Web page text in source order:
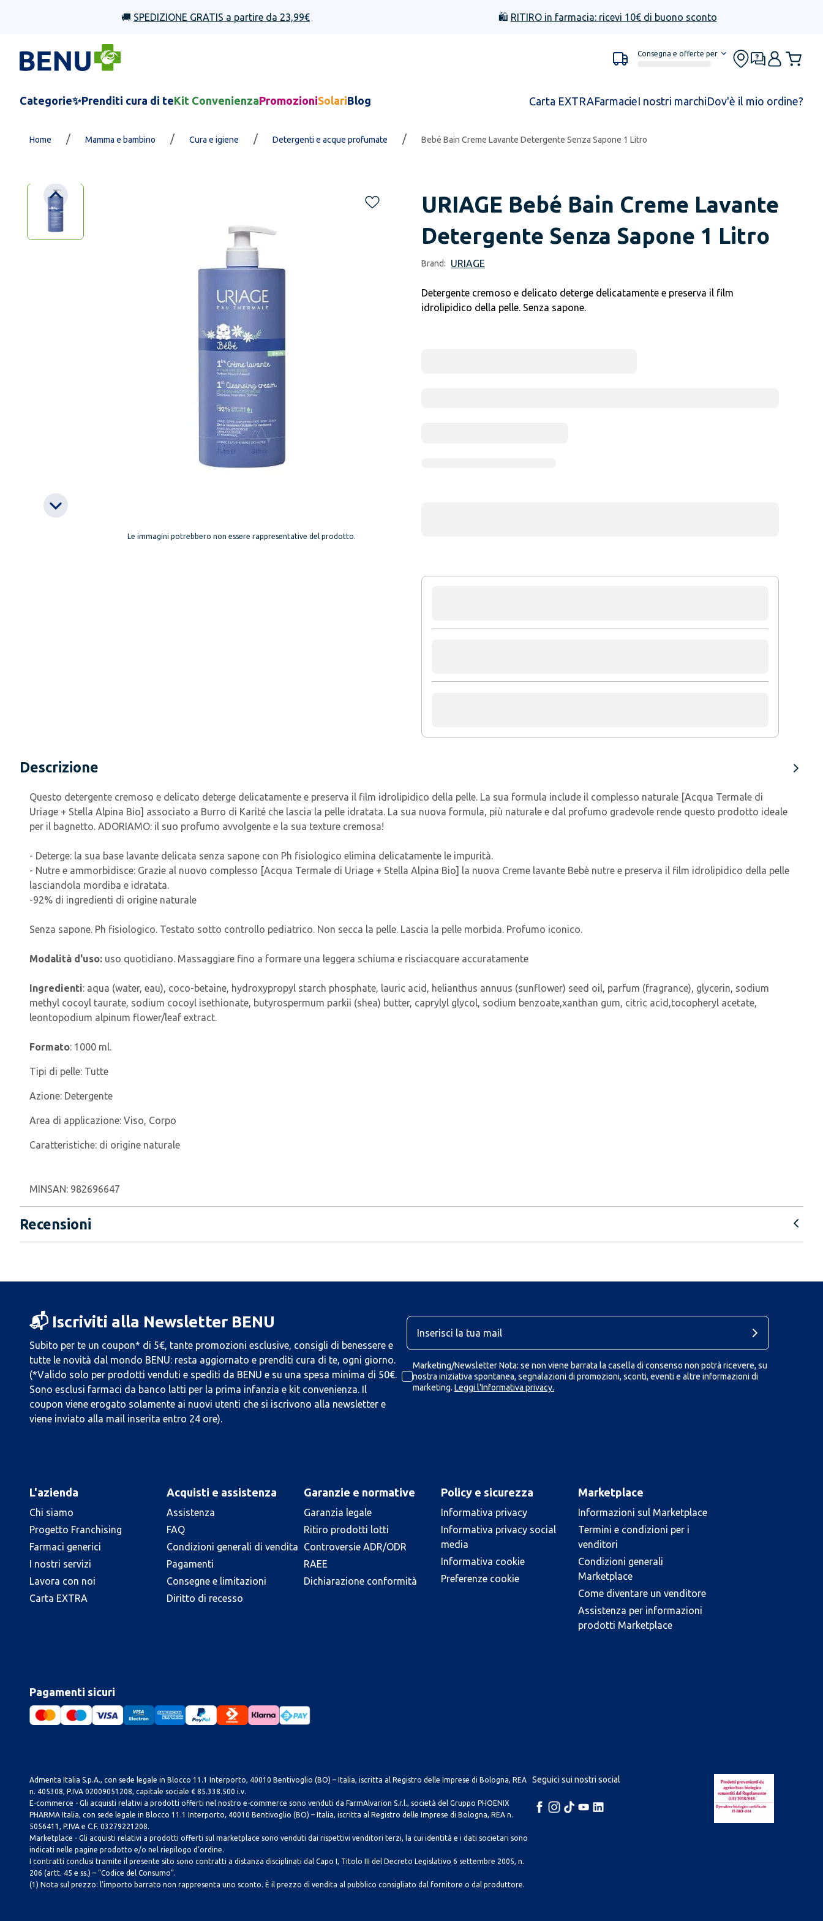
🚚 SPEDIZIONE GRATIS a partire da 23,99€ 🛍️ RITIRO in farmacia: ricevi 10€ di buono sconto
Consegna e offerte per
Categorie✨Prenditi cura di teKit ConvenienzaPromozioniSolariBlog Carta EXTRAFarmacieI nostri marchiDov'è il mio ordine?
Home / Mamma e bambino / Cura e igiene / Detergenti e acque profumate / Bebé Bain Creme Lavante Detergente Senza Sapone 1 Litro
Le immagini potrebbero non essere rappresentative del prodotto.
URIAGE Bebé Bain Creme Lavante
Detergente Senza Sapone 1 Litro
Brand: URIAGE
Detergente cremoso e delicato deterge delicatamente e preserva il film
idrolipidico della pelle. Senza sapone.
Descrizione
Questo detergente cremoso e delicato deterge delicatamente e preserva il film idrolipidico della pelle. La sua formula include il complesso naturale [Acqua Termale di
Uriage + Stella Alpina Bio] associato a Burro di Karité che lascia la pelle idratata. La sua nuova formula, più naturale e dal profumo gradevole rende questo prodotto ideale
per il bagnetto. ADORIAMO: il suo profumo avvolgente e la sua texture cremosa!
- Deterge: la sua base lavante delicata senza sapone con Ph fisiologico elimina delicatamente le impurità.
- Nutre e ammorbidisce: Grazie al nuovo complesso [Acqua Termale di Uriage + Stella Alpina Bio] la nuova Creme lavante Bebè nutre e preserva il film idrolipidico della pelle
lasciandola mordiba e idratata.
-92% di ingredienti di origine naturale
Senza sapone. Ph fisiologico. Testato sotto controllo pediatrico. Non secca la pelle. Lascia la pelle morbida. Profumo iconico.
Modalità d'uso: uso quotidiano. Massaggiare fino a formare una leggera schiuma e risciacquare accuratamente
Ingredienti: aqua (water, eau), coco-betaine, hydroxypropyl starch phosphate, lauric acid, helianthus annuus (sunflower) seed oil, parfum (fragrance), glycerin, sodium
methyl cocoyl taurate, sodium cocoyl isethionate, butyrospermum parkii (shea) butter, caprylyl glycol, sodium benzoate,xanthan gum, citric acid,tocopheryl acetate,
leontopodium alpinum flower/leaf extract.
Formato: 1000 ml.
Tipi di pelle: Tutte
Azione: Detergente
Area di applicazione: Viso, Corpo
Caratteristiche: di origine naturale
MINSAN: 982696647
Recensioni
📬 Iscriviti alla Newsletter BENU
Subito per te un coupon* di 5€, tante promozioni esclusive, consigli di benessere e
tutte le novità dal mondo BENU: resta aggiornato e prenditi cura di te, ogni giorno.
(*Valido solo per prodotti venduti e spediti da BENU e su una spesa minima di 50€.
Sono esclusi farmaci da banco latti per la prima infanzia e kit convenienza. Il
coupon viene erogato solamente ai nuovi utenti che si iscrivono alla newsletter e
viene inviato alla mail inserita entro 24 ore).
Marketing/Newsletter Nota: se non viene barrata la casella di consenso non potrà ricevere, su
nostra iniziativa spontanea, segnalazioni di promozioni, sconti, eventi e altre informazioni di
marketing. Leggi l'Informativa privacy.
L'azienda
Chi siamo
Progetto Franchising
Farmaci generici
I nostri servizi
Lavora con noi
Carta EXTRA
Acquisti e assistenza
Assistenza
FAQ
Condizioni generali di vendita
Pagamenti
Consegne e limitazioni
Diritto di recesso
Garanzie e normative
Garanzia legale
Ritiro prodotti lotti
Controversie ADR/ODR
RAEE
Dichiarazione conformità
Policy e sicurezza
Informativa privacy
Informativa privacy social
media
Informativa cookie
Preferenze cookie
Marketplace
Informazioni sul Marketplace
Termini e condizioni per i
venditori
Condizioni generali
Marketplace
Come diventare un venditore
Assistenza per informazioni
prodotti Marketplace
Pagamenti sicuri
Admenta Italia S.p.A., con sede legale in Blocco 11.1 Interporto, 40010 Bentivoglio (BO) – Italia, iscritta al Registro delle Imprese di Bologna, REA
n. 405308, P.IVA 02009051208, capitale sociale € 85.338.500 i.v.
E-commerce - Gli acquisti relativi a prodotti offerti nel nostro e-commerce sono venduti da FarmAlvarion S.r.l., società del Gruppo PHOENIX
PHARMA Italia, con sede legale in Blocco 11.1 Interporto, 40010 Bentivoglio (BO) – Italia, iscritta al Registro delle Imprese di Bologna, REA n.
5056411, P.IVA e C.F. 03279221208.
Marketplace - Gli acquisti relativi a prodotti offerti sul marketplace sono venduti dai rispettivi venditori terzi, la cui identità e i dati societari sono
indicati nelle pagine prodotto e/o nel riepilogo d’ordine.
I contratti conclusi tramite il presente sito sono contratti a distanza disciplinati dal Capo I, Titolo III del Decreto Legislativo 6 settembre 2005, n.
206 (artt. 45 e ss.) – “Codice del Consumo”.
(1) Nota sul prezzo: l’importo barrato non rappresenta uno sconto. È il prezzo di vendita al pubblico consigliato dal fornitore o dal produttore.
Seguici sui nostri social